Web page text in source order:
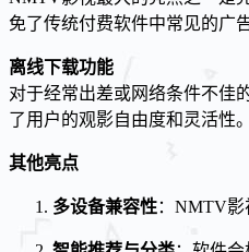
免了传统付费软件中常见的广
离线下载功能
对于经常出差或网络条件不佳
了用户的观影自由度和灵活性。
其他亮点
多设备兼容性：NMTV影